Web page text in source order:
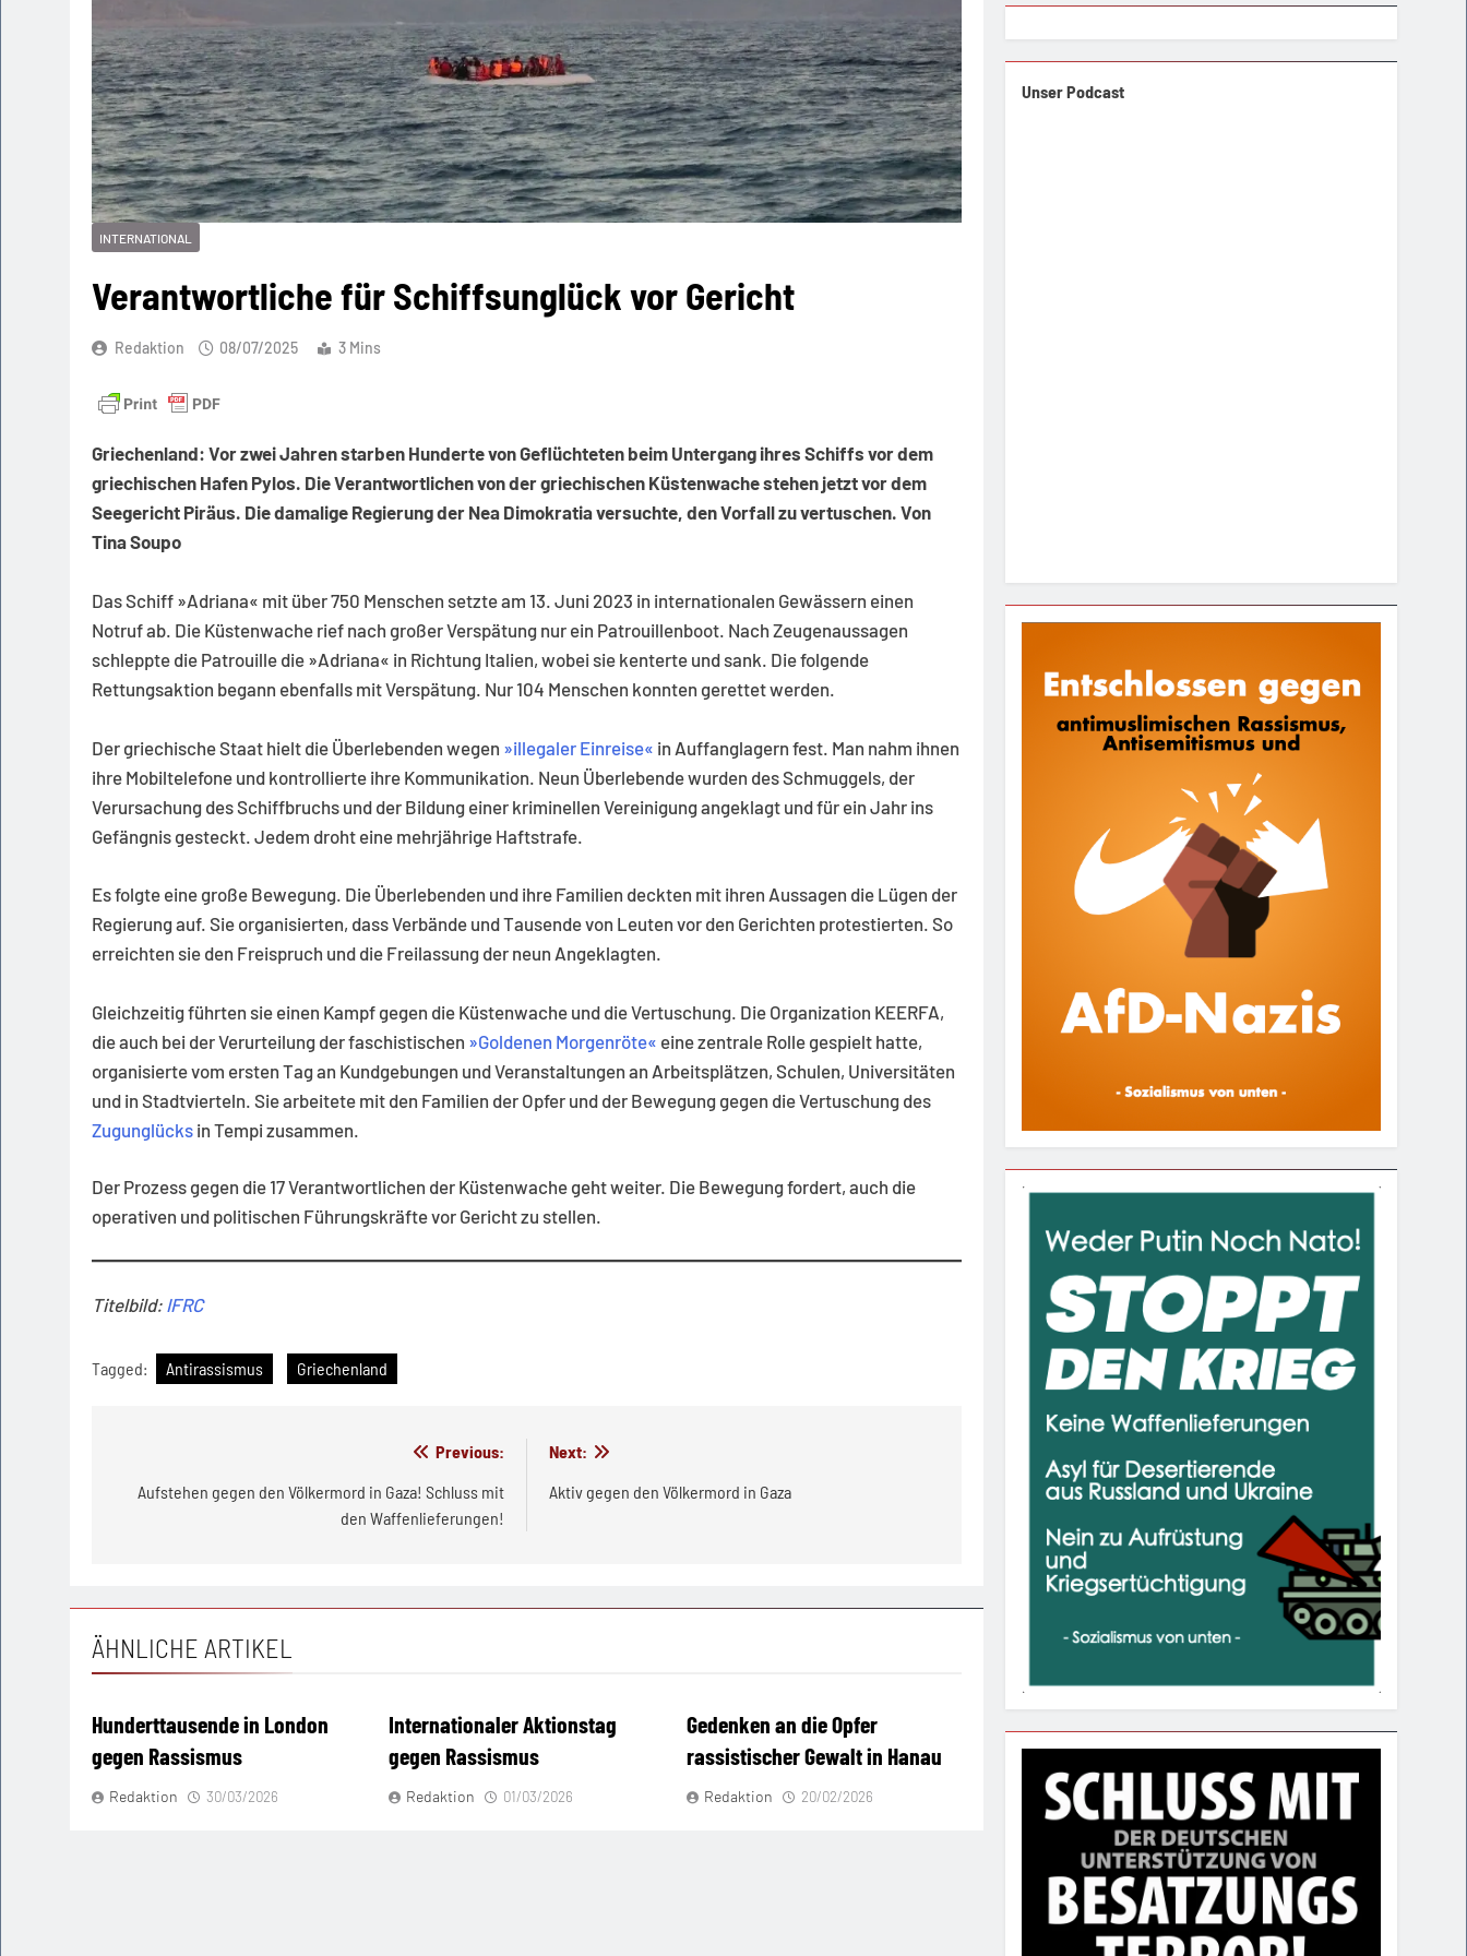
INTERNATIONAL
Verantwortliche für Schiffsunglück vor Gericht
Redaktion 08/07/2025 3 Mins
Griechenland: Vor zwei Jahren starben Hunderte von Geflüchteten beim Untergang ihres Schiffs vor dem
griechischen Hafen Pylos. Die Verantwortlichen von der griechischen Küstenwache stehen jetzt vor dem
Seegericht Piräus. Die damalige Regierung der Nea Dimokratia versuchte, den Vorfall zu vertuschen. Von
Tina Soupo
Das Schiff »Adriana« mit über 750 Menschen setzte am 13. Juni 2023 in internationalen Gewässern einen
Notruf ab. Die Küstenwache rief nach großer Verspätung nur ein Patrouillenboot. Nach Zeugenaussagen
schleppte die Patrouille die »Adriana« in Richtung Italien, wobei sie kenterte und sank. Die folgende
Rettungsaktion begann ebenfalls mit Verspätung. Nur 104 Menschen konnten gerettet werden.
Der griechische Staat hielt die Überlebenden wegen »illegaler Einreise« in Auffanglagern fest. Man nahm ihnen
ihre Mobiltelefone und kontrollierte ihre Kommunikation. Neun Überlebende wurden des Schmuggels, der
Verursachung des Schiffbruchs und der Bildung einer kriminellen Vereinigung angeklagt und für ein Jahr ins
Gefängnis gesteckt. Jedem droht eine mehrjährige Haftstrafe.
Es folgte eine große Bewegung. Die Überlebenden und ihre Familien deckten mit ihren Aussagen die Lügen der
Regierung auf. Sie organisierten, dass Verbände und Tausende von Leuten vor den Gerichten protestierten. So
erreichten sie den Freispruch und die Freilassung der neun Angeklagten.
Gleichzeitig führten sie einen Kampf gegen die Küstenwache und die Vertuschung. Die Organization KEERFA,
die auch bei der Verurteilung der faschistischen »Goldenen Morgenröte« eine zentrale Rolle gespielt hatte,
organisierte vom ersten Tag an Kundgebungen und Veranstaltungen an Arbeitsplätzen, Schulen, Universitäten
und in Stadtvierteln. Sie arbeitete mit den Familien der Opfer und der Bewegung gegen die Vertuschung des
Zugunglücks in Tempi zusammen.
Der Prozess gegen die 17 Verantwortlichen der Küstenwache geht weiter. Die Bewegung fordert, auch die
operativen und politischen Führungskräfte vor Gericht zu stellen.
Titelbild: IFRC
Tagged: Antirassismus Griechenland
Previous:
Aufstehen gegen den Völkermord in Gaza! Schluss mit
den Waffenlieferungen!
Next:
Aktiv gegen den Völkermord in Gaza
ÄHNLICHE ARTIKEL
Hunderttausende in London
gegen Rassismus
Redaktion 30/03/2026
Internationaler Aktionstag
gegen Rassismus
Redaktion 01/03/2026
Gedenken an die Opfer
rassistischer Gewalt in Hanau
Redaktion 20/02/2026
Unser Podcast